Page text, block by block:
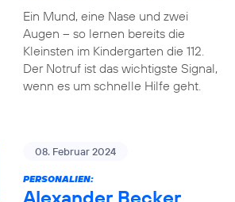
Ein Mund, eine Nase und zwei
Augen – so lernen bereits die
Kleinsten im Kindergarten die 112.
Der Notruf ist das wichtigste Signal,
wenn es um schnelle Hilfe geht.
08. Februar 2024
PERSONALIEN:
Alexander Becker